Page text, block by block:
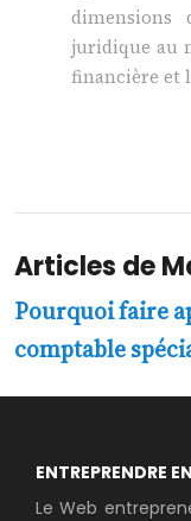
dimensions
juridique au
financière et
Articles de
Pourquoi faire
comptable
ENTREPRENDRE
Le Web